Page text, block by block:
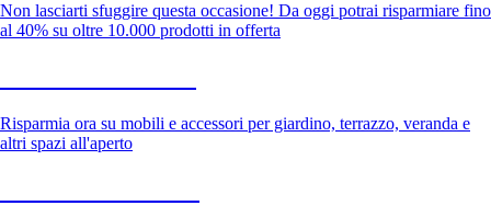
Non lasciarti sfuggire questa occasione! Da oggi potrai risparmiare fino
al 40% su oltre 10.000 prodotti in offerta
Risparmia ora su mobili e accessori per giardino, terrazzo, veranda e
altri spazi all'aperto